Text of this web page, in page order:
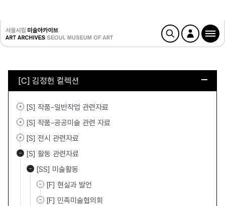
[C] 김정헌 컬렉션
[S] 작품-일반작업 관련자료
[S] 작품-공공미술 관련 자료
[S] 전시 관련자료
[S] 활동 관련자료
[SS] 미술활동
[F] 현실과 발언
[F] 민족미술협의회